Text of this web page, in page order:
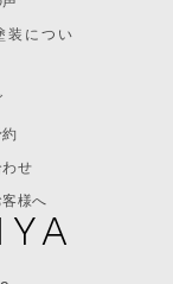
装につい
せ
様へ